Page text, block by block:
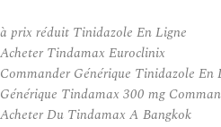
à prix réduit Tinidazole En Ligne
Acheter Tindamax Euroclinix
Commander Générique Tinidazole En
Générique Tindamax 300 mg
Acheter Du Tindamax A Bangkok